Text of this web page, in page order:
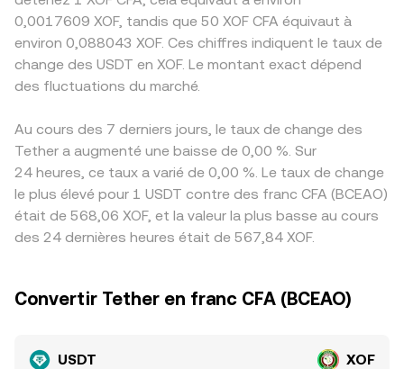
0,0017609 XOF, tandis que 50 XOF CFA équivaut à
environ 0,088043 XOF. Ces chiffres indiquent le taux de
change des USDT en XOF. Le montant exact dépend
des fluctuations du marché.
Au cours des 7 derniers jours, le taux de change des
Tether a augmenté une baisse de 0,00 %. Sur
24 heures, ce taux a varié de 0,00 %. Le taux de change
le plus élevé pour 1 USDT contre des franc CFA (BCEAO)
était de 568,06 XOF, et la valeur la plus basse au cours
des 24 dernières heures était de 567,84 XOF.
Convertir Tether en franc CFA (BCEAO)
USDT XOF